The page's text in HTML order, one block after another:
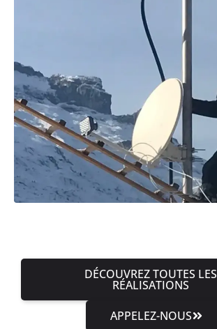
DÉCOUVREZ TOUTES LES
RÉALISATIONS
APPELEZ-NOUS